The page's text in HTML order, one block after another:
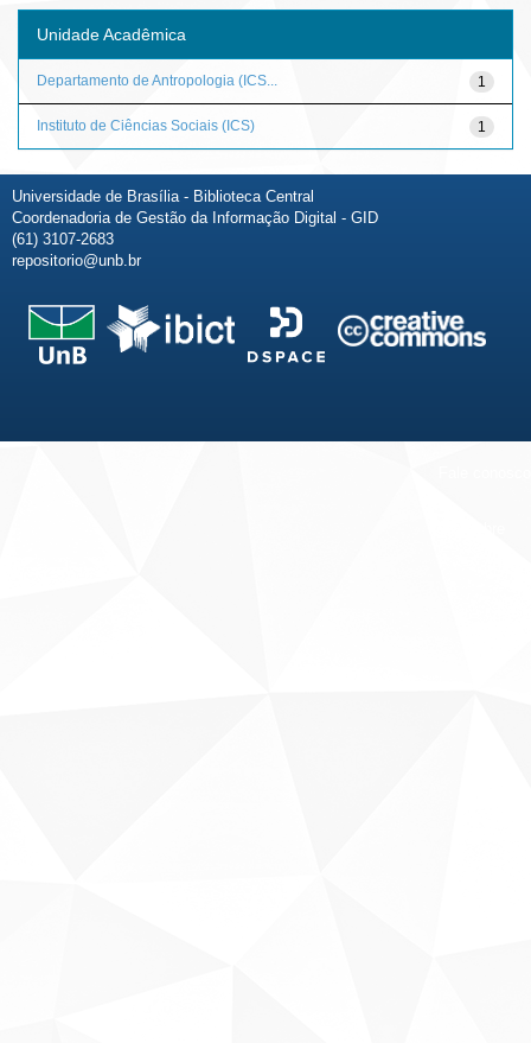
Unidade Acadêmica
1
Departamento de Antropologia (ICS...
1
Instituto de Ciências Sociais (ICS)
Universidade de Brasília - Biblioteca Central
Coordenadoria de Gestão da Informação Digital - GID
(61) 3107-2683
repositorio@unb.br